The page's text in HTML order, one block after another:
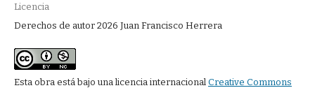
Licencia
Derechos de autor 2026 Juan Francisco Herrera
Esta obra está bajo una licencia internacional Creative Commons